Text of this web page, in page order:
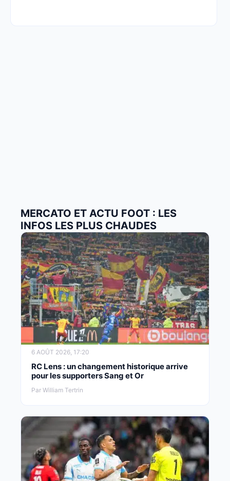
MERCATO ET ACTU FOOT : LES
INFOS LES PLUS CHAUDES
6 AOÛT 2026, 17:20
RC Lens : un changement historique arrive
pour les supporters Sang et Or
Par William Tertrin